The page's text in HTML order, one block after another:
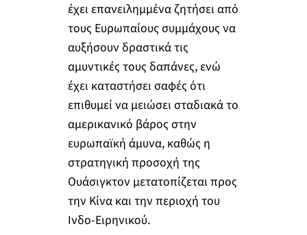
έχει επανειλημμένα ζητήσει από
τους Ευρωπαίους συμμάχους να
αυξήσουν δραστικά τις
αμυντικές τους δαπάνες, ενώ
έχει καταστήσει σαφές ότι
επιθυμεί να μειώσει σταδιακά το
αμερικανικό βάρος στην
ευρωπαϊκή άμυνα, καθώς η
στρατηγική προσοχή της
Ουάσιγκτον μετατοπίζεται προς
την Κίνα και την περιοχή του
Ινδο-Ειρηνικού.